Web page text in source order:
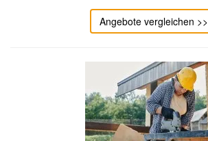
Angebote vergleichen >>